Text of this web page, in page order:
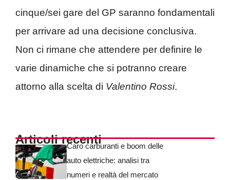
cinque/sei gare del GP saranno fondamentali
per arrivare ad una decisione conclusiva.
Non ci rimane che attendere per definire le
varie dinamiche che si potranno creare
attorno alla scelta di Valentino Rossi.
Articoli recentiCaro carburanti e boom delle
auto elettriche: analisi tra
numeri e realtà del mercato